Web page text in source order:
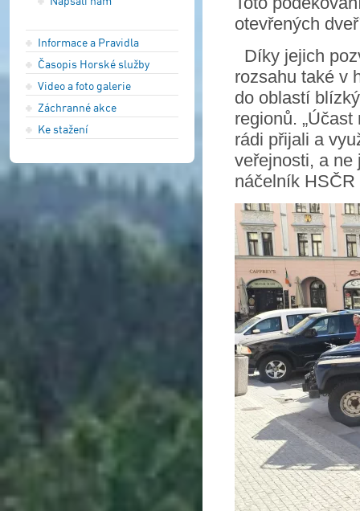
Informace a Pravidla
Časopis Horské služby
Video a foto galerie
Záchranné akce
Ke stažení
otevřených
Díky jejich
rozsahu také v
do oblastí
regionů.
rádi přijali a
veřejnosti, a ne
náčelník